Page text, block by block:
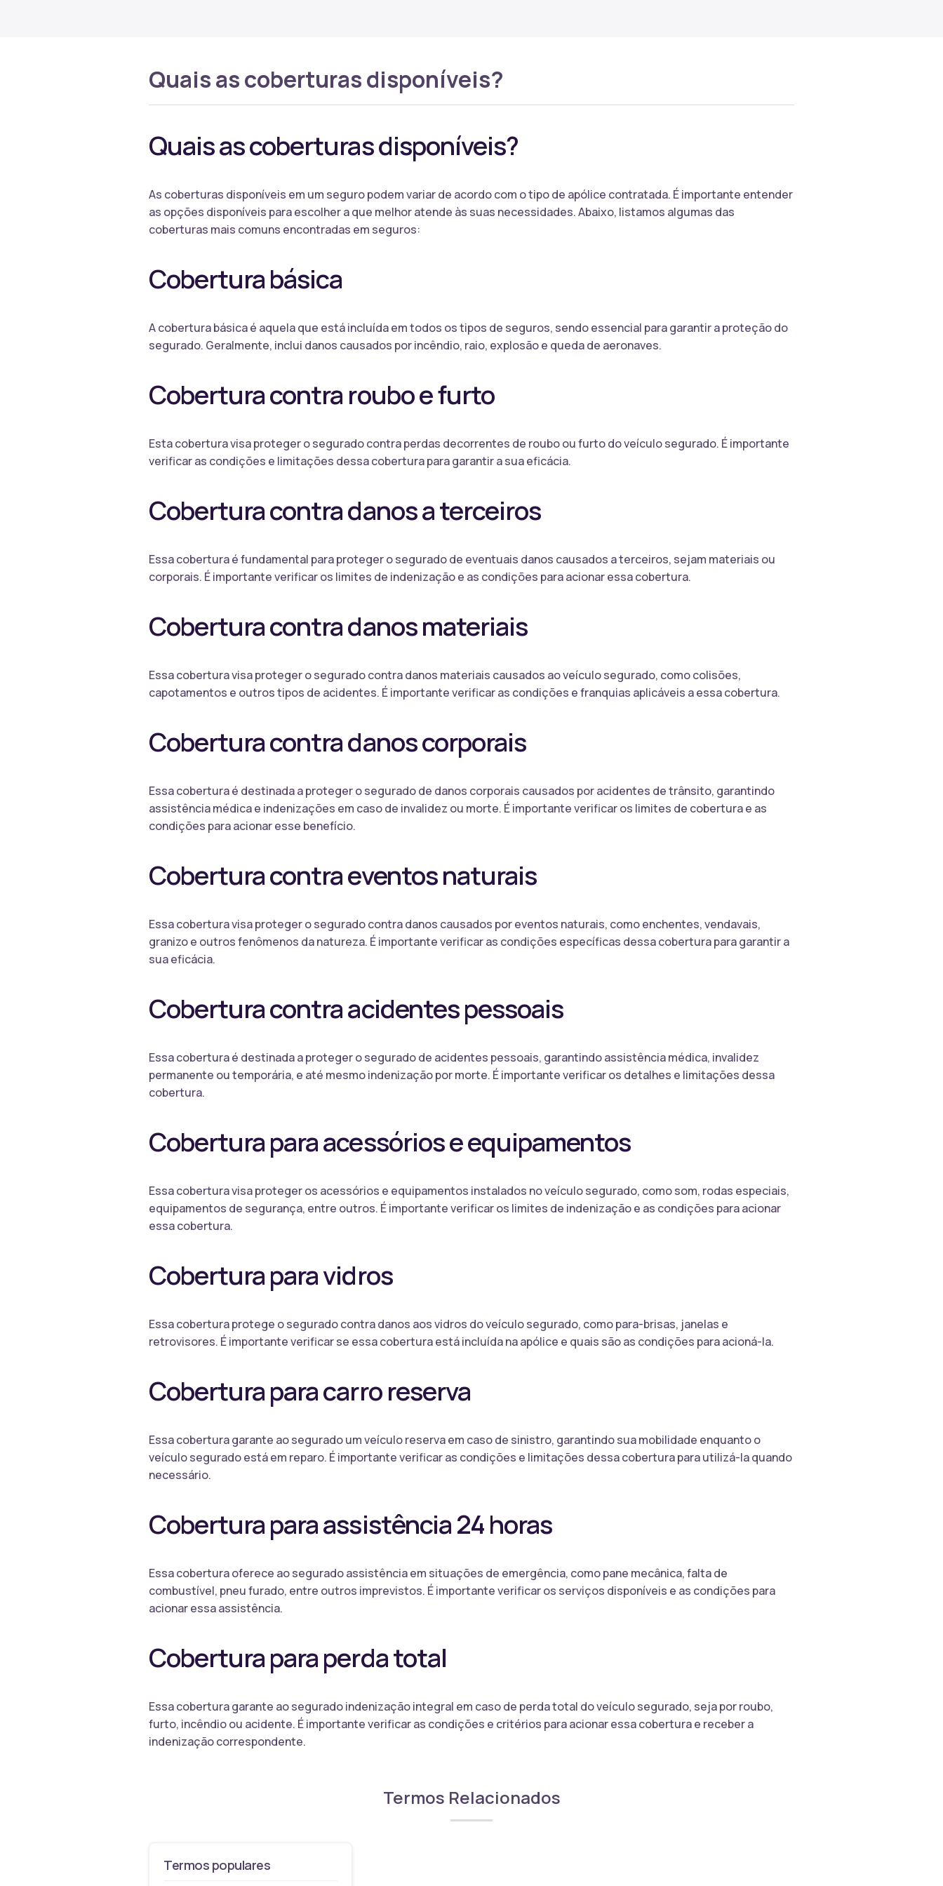
Quais as coberturas disponíveis?
Quais as coberturas disponíveis?
As coberturas disponíveis em um seguro podem variar de acordo com o tipo de apólice contratada. É importante entender
as opções disponíveis para escolher a que melhor atende às suas necessidades. Abaixo, listamos algumas das
coberturas mais comuns encontradas em seguros:
Cobertura básica
A cobertura básica é aquela que está incluída em todos os tipos de seguros, sendo essencial para garantir a proteção do
segurado. Geralmente, inclui danos causados por incêndio, raio, explosão e queda de aeronaves.
Cobertura contra roubo e furto
Esta cobertura visa proteger o segurado contra perdas decorrentes de roubo ou furto do veículo segurado. É importante
verificar as condições e limitações dessa cobertura para garantir a sua eficácia.
Cobertura contra danos a terceiros
Essa cobertura é fundamental para proteger o segurado de eventuais danos causados a terceiros, sejam materiais ou
corporais. É importante verificar os limites de indenização e as condições para acionar essa cobertura.
Cobertura contra danos materiais
Essa cobertura visa proteger o segurado contra danos materiais causados ao veículo segurado, como colisões,
capotamentos e outros tipos de acidentes. É importante verificar as condições e franquias aplicáveis a essa cobertura.
Cobertura contra danos corporais
Essa cobertura é destinada a proteger o segurado de danos corporais causados por acidentes de trânsito, garantindo
assistência médica e indenizações em caso de invalidez ou morte. É importante verificar os limites de cobertura e as
condições para acionar esse benefício.
Cobertura contra eventos naturais
Essa cobertura visa proteger o segurado contra danos causados por eventos naturais, como enchentes, vendavais,
granizo e outros fenômenos da natureza. É importante verificar as condições específicas dessa cobertura para garantir a
sua eficácia.
Cobertura contra acidentes pessoais
Essa cobertura é destinada a proteger o segurado de acidentes pessoais, garantindo assistência médica, invalidez
permanente ou temporária, e até mesmo indenização por morte. É importante verificar os detalhes e limitações dessa
cobertura.
Cobertura para acessórios e equipamentos
Essa cobertura visa proteger os acessórios e equipamentos instalados no veículo segurado, como som, rodas especiais,
equipamentos de segurança, entre outros. É importante verificar os limites de indenização e as condições para acionar
essa cobertura.
Cobertura para vidros
Essa cobertura protege o segurado contra danos aos vidros do veículo segurado, como para-brisas, janelas e
retrovisores. É importante verificar se essa cobertura está incluída na apólice e quais são as condições para acioná-la.
Cobertura para carro reserva
Essa cobertura garante ao segurado um veículo reserva em caso de sinistro, garantindo sua mobilidade enquanto o
veículo segurado está em reparo. É importante verificar as condições e limitações dessa cobertura para utilizá-la quando
necessário.
Cobertura para assistência 24 horas
Essa cobertura oferece ao segurado assistência em situações de emergência, como pane mecânica, falta de
combustível, pneu furado, entre outros imprevistos. É importante verificar os serviços disponíveis e as condições para
acionar essa assistência.
Cobertura para perda total
Essa cobertura garante ao segurado indenização integral em caso de perda total do veículo segurado, seja por roubo,
furto, incêndio ou acidente. É importante verificar as condições e critérios para acionar essa cobertura e receber a
indenização correspondente.
Termos Relacionados
Termos populares